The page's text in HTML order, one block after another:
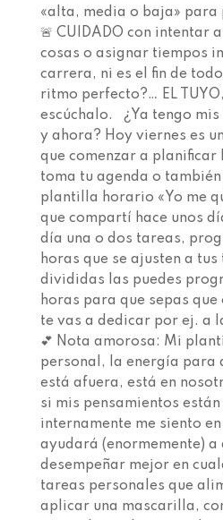
«alta, media o baja» para
🚨 CUIDADO con intentar
cosas o asignar tiempos
carrera, ni es el fin de
ritmo perfecto?… EL
escúchalo. ⁣⁣ ⁣⁣ ¿Ya tengo
y ahora?⁣⁣ Hoy viernes es
que comenzar a planificar
toma tu agenda o
plantilla horario «Yo me
que compartí hace unos
día una o dos tareas,
horas que se ajusten a
divididas las puedes
horas para que sepas
te vas a dedicar por ej. a
💕 Nota amorosa:⁣⁣⁣⁣ Mi
personal, la energía para
está afuera, está en
si mis pensamientos
internamente me siento
ayudará (enormemente) a
desempeñar mejor en
tareas personales que
aplicar una mascarilla,